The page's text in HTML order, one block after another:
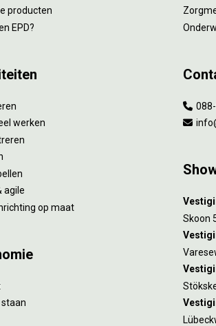
producten
EPD?
werken
agile
op maat
Skoon